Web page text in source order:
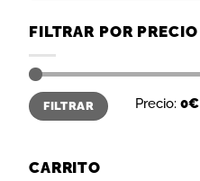
FILTRAR POR PRECIO
Precio
mínimo
Precio
máximo
FILTRAR Precio: 0€
CARRITO